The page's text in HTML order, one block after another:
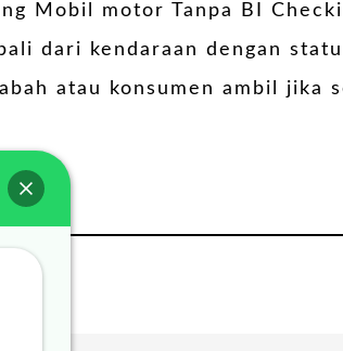
Mobil motor Tanpa BI
dari kendaraan dengan
atau konsumen ambil jika